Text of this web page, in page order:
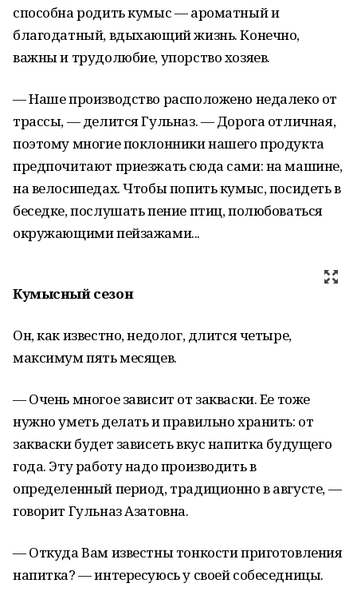
способна родить кумыс — ароматный и
благодатный, вдыхающий жизнь. Конечно,
важны и трудолюбие, упорство хозяев.
— Наше производство расположено недалеко от
трассы, — делится Гульназ. — Дорога отличная,
поэтому многие поклонники нашего продукта
предпочитают приезжать сюда сами: на машине,
на велосипедах. Чтобы попить кумыс, посидеть в
беседке, послушать пение птиц, полюбоваться
окружающими пейзажами...
Кумысный сезон
Он, как известно, недолог, длится четыре,
максимум пять месяцев.
— Очень многое зависит от закваски. Ее тоже
нужно уметь делать и правильно хранить: от
закваски будет зависеть вкус напитка будущего
года. Эту работу надо производить в
определенный период, традиционно в августе, —
говорит Гульназ Азатовна.
— Откуда Вам известны тонкости приготовления
напитка? — интересуюсь у своей собеседницы.